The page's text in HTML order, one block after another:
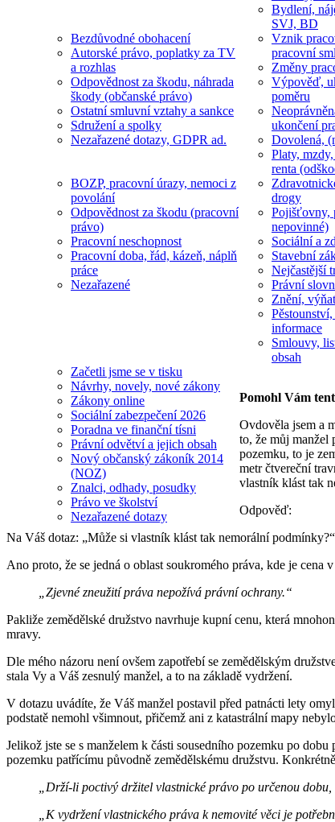
Bydlení,
SVJ, BD
Bezdůvodné obohacení
Autorské právo, poplatky za TV
a rozhlas
Odpovědnost za škodu, náhrada
škody (občanské právo)
Ostatní smluvní vztahy a sankce
Sdružení a spolky
Nezařazené dotazy, GDPR ad.
Vznik
pracovní
Změny
Výpověď,
poměru
ukončení
Dovolená,
Platy,
renta
BOZP, pracovní úrazy, nemoci z
povolání
Odpovědnost za škodu (pracovní
právo)
Pracovní neschopnost
Pracovní doba, řád, kázeň, náplň
práce
Nezařazené
drogy
Pojišťovny,
nepovinné)
Sociální a
Stavební
Nejčastější
Právní
Znění,
informace
Smlouvy,
obsah
Začetli jsme se v tisku
Návrhy, novely, nové zákony
Zákony online
Sociální zabezpečení 2026
Poradna ve finanční tísni
Právní odvětví a jejich obsah
Nový občanský zákoník 2014
(NOZ)
Znalci, odhady, posudky
Právo ve školství
Nezařazené dotazy
Pomohl Vám
Ovdověla jsem a
to, že můj manžel
pozemku, to je
metr čtvereční
vlastník klást tak
Odpověď:
Na Váš dotaz: „Může si vlastník klást tak nemorální
Ano proto, že se jedná o oblast soukromého práva, kde je cena
„Zjevné zneužití práva nepožívá právní ochrany.“
Pakliže zemědělské družstvo navrhuje kupní cenu, která
mravy.
Dle mého názoru není ovšem zapotřebí se zemědělským
stala Vy a Váš zesnulý manžel, a to na základě vydržení.
V dotazu uvádíte, že Váš manžel postavil před patnácti lety
podstatě nemohl všimnout, přičemž ani z katastrální mapy
Jelikož jste se s manželem k části sousedního pozemku po
pozemku patřícímu původně zemědělskému družstvu.
„Drží-li poctivý držitel vlastnické právo po určenou
„K vydržení vlastnického práva k nemovité věci je